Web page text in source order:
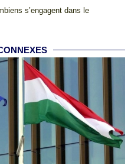
s’engagent dans le